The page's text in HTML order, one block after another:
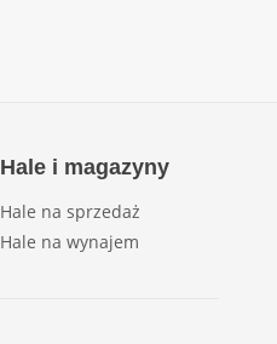
Hale i magazyny
Hale na sprzedaż
Hale na wynajem